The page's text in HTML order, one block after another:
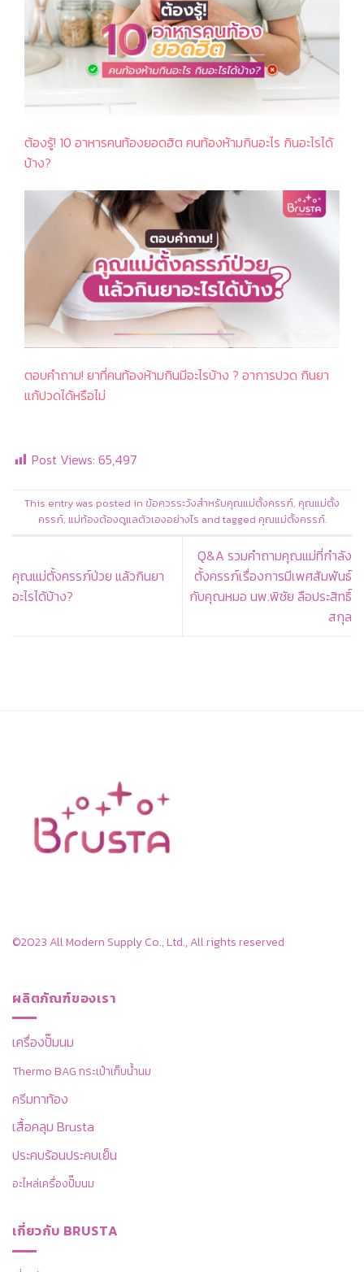
ต้องรู้! 10 อาหารคนท้องยอดฮิต คนท้องห้ามกินอะไร กินอะไรได้
บ้าง?
ตอบคำถาม! ยาที่คนท้องห้ามกินมีอะไรบ้าง ? อาการปวด กินยา
แก้ปวดได้หรือไม่
Post Views: 65,497
This entry was posted in ข้อควรระวังสำหรับคุณแม่ตั้งครรภ์, คุณแม่ตั้ง
ครรภ์, แม่ท้องต้องดูแลตัวเองอย่างไร and tagged คุณแม่ตั้งครรภ์.
คุณแม่ตั้งครรภ์ป่วย แล้วกินยา
อะไรได้บ้าง?
Q&A รวมคำถามคุณแม่ที่กำลัง
ตั้งครรภ์เรื่องการมีเพศสัมพันธ์
กับคุณหมอ นพ.พิชัย ลือประสิทธิ์
สกุล
©2023 All Modern Supply Co., Ltd., All rights reserved
ผลิตภัณฑ์ของเรา
เครื่องปั๊มนม
Thermo BAG กระเป๋าเก็บน้ำนม
ครีมทาท้อง
เสื้อคลุม Brusta
ประคบร้อนประคบเย็น
อะไหล่เครื่องปั๊มนม
เกี่ยวกับ BRUSTA